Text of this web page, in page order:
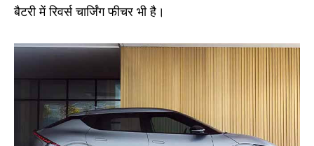
बैटरी में रिवर्स चार्जिंग फीचर भी है।